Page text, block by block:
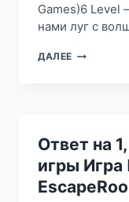
Games)6 Level
нами луг с
ДАЛЕЕ ОТВЕТ
10
УРОВЕНЬ
ИГРЫ
ИГРА
ПОБЕГ
Ответ на
игры